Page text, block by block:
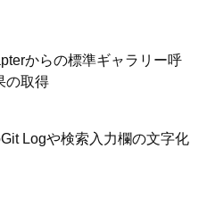
からの標準ギャラリー呼
の取得
Logや検索入力欄の文字化